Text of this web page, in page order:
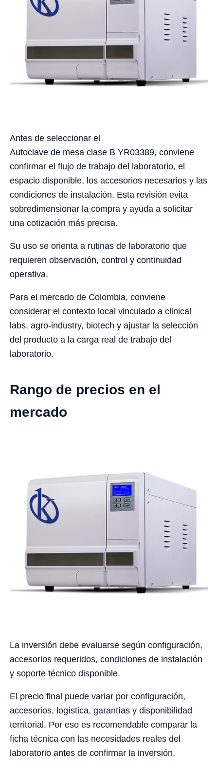
Antes de seleccionar el
Autoclave de mesa clase B YR03389, conviene
confirmar el flujo de trabajo del laboratorio, el
espacio disponible, los accesorios necesarios y las
condiciones de instalación. Esta revisión evita
sobredimensionar la compra y ayuda a solicitar
una cotización más precisa.
Su uso se orienta a rutinas de laboratorio que
requieren observación, control y continuidad
operativa.
Para el mercado de Colombia, conviene
considerar el contexto local vinculado a clinical
labs, agro-industry, biotech y ajustar la selección
del producto a la carga real de trabajo del
laboratorio.
Rango de precios en el
mercado
La inversión debe evaluarse según configuración,
accesorios requeridos, condiciones de instalación
y soporte técnico disponible.
El precio final puede variar por configuración,
accesorios, logística, garantías y disponibilidad
territorial. Por eso es recomendable comparar la
ficha técnica con las necesidades reales del
laboratorio antes de confirmar la inversión.